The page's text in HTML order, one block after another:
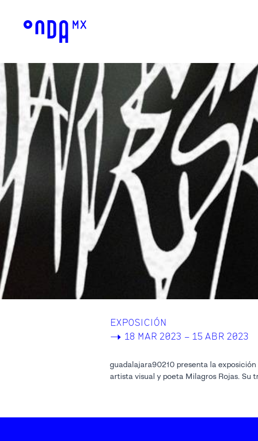
EXPOSICIÓN
-> 18 MAR 2023 – 15 ABR 2023
guadalajara90210 presenta la exposición
artista visual y poeta Milagros Rojas. Su